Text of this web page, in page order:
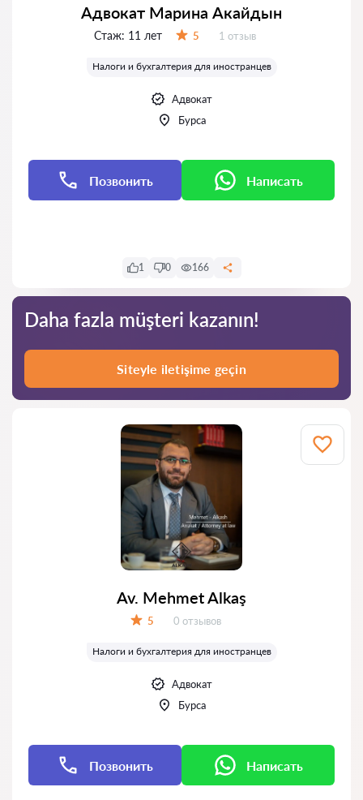
Адвокат Марина Акайдын
Стаж: 11 лет 5 Отзывов:
1 отзыв
Налоги и бухгалтерия для иностранцев
Адвокат
Бурса
Позвонить Написать
1 0 166
Daha fazla müşteri kazanın!
Siteyle iletişime geçin
Av. Mehmet Alkaş
5 Отзывов:
0 отзывов
Налоги и бухгалтерия для иностранцев
Адвокат
Бурса
Позвонить Написать